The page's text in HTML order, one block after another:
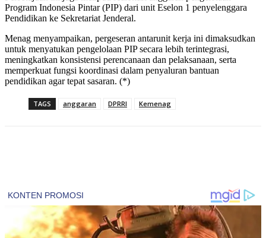
Program Indonesia Pintar (PIP) dari unit Eselon 1 penyelenggara
Pendidikan ke Sekretariat Jenderal.
Menag menyampaikan, pergeseran antarunit kerja ini dimaksudkan
untuk menyatukan pengelolaan PIP secara lebih terintegrasi,
meningkatkan konsistensi perencanaan dan pelaksanaan, serta
memperkuat fungsi koordinasi dalam penyaluran bantuan
pendidikan agar tepat sasaran. (*)
TAGS anggaran DPRRI Kemenag